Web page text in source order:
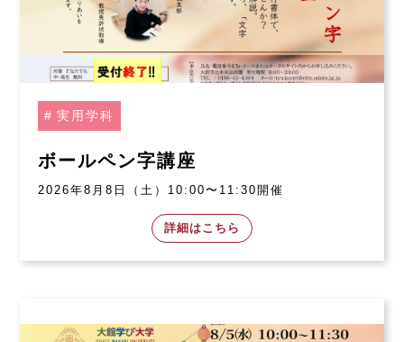
実用学科
ボールペン字講座
2026年8月8日（土）10:00〜11:30開催
詳細はこちら